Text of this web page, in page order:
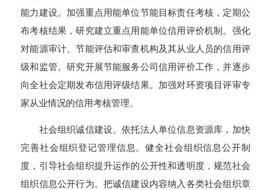
能力建设。加强重点用能单位节能目标责任考核，定期公
布考核结果，研究建立重点用能单位信用评价机制。强化
对能源审计、节能评估和审查机构及其从业人员的信用评
级和监管。研究开展节能服务公司信用评价工作，并逐步
向全社会定期发布信用评级结果。加强对环资项目评审专
家从业情况的信用考核管理。
社会组织诚信建设。依托法人单位信息资源库，加快
完善社会组织登记管理信息。健全社会组织信息公开制
度，引导社会组织提升运作的公开性和透明度，规范社会
组织信息公开行为。把诚信建设内容纳入各类社会组织章